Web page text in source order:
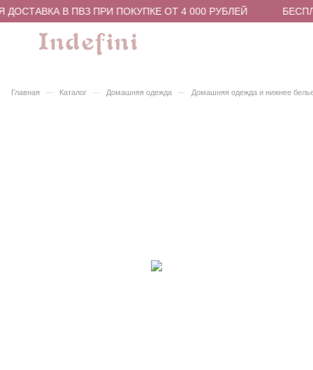
ДОСТАВКА В ПВЗ ПРИ ПОКУПКЕ ОТ 4 000 РУБЛЕЙ
Главная – Каталог – Домашняя одежда – Домашняя одежда и нижнее